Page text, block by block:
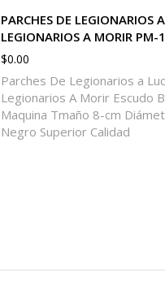
PARCHES DE LEGIONARIOS
LEGIONARIOS A MORIR PM-
$0.00
Parches De Legionarios a
Legionarios A Morir Escudo
Maquina Tmaño 8-cm
Negro Superior Calidad